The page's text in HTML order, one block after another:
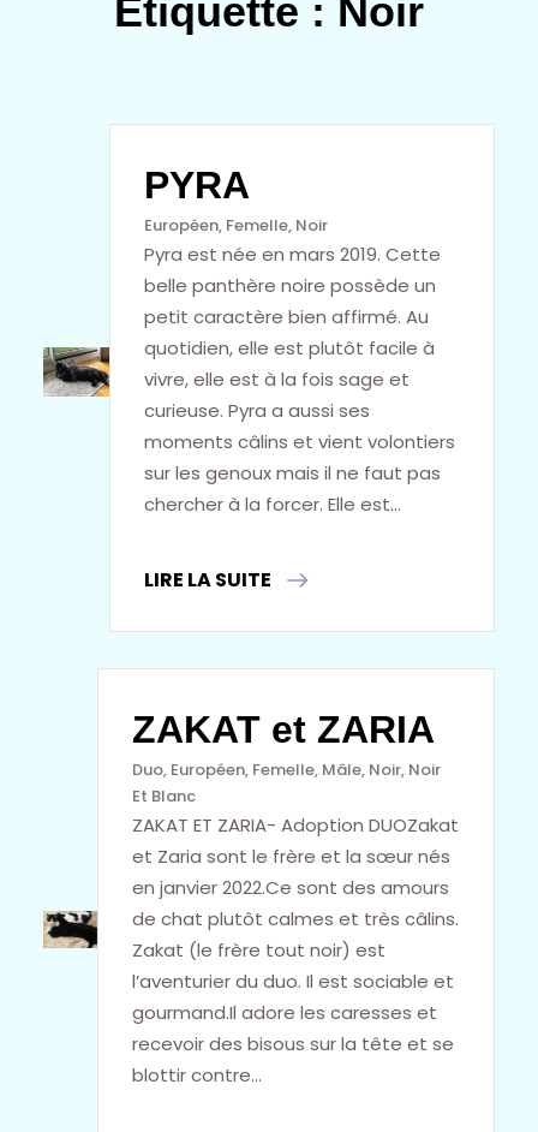
Étiquette : Noir
PYRA
Européen, Femelle, Noir
Pyra est née en mars 2019. Cette
belle panthère noire possède un
petit caractère bien affirmé. Au
quotidien, elle est plutôt facile à
vivre, elle est à la fois sage et
curieuse. Pyra a aussi ses
moments câlins et vient volontiers
sur les genoux mais il ne faut pas
chercher à la forcer. Elle est…
LIRE LA SUITE
ZAKAT et ZARIA
Duo, Européen, Femelle, Mâle, Noir, Noir
Et Blanc
ZAKAT ET ZARIA- Adoption DUOZakat
et Zaria sont le frère et la sœur nés
en janvier 2022.Ce sont des amours
de chat plutôt calmes et très câlins.
Zakat (le frère tout noir) est
l’aventurier du duo. Il est sociable et
gourmand.Il adore les caresses et
recevoir des bisous sur la tête et se
blottir contre…